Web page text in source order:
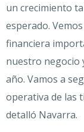
un crecimiento
esperado.
financiera
nuestro negocio
año. Vamos a
operativa de las
detalló Navarra.